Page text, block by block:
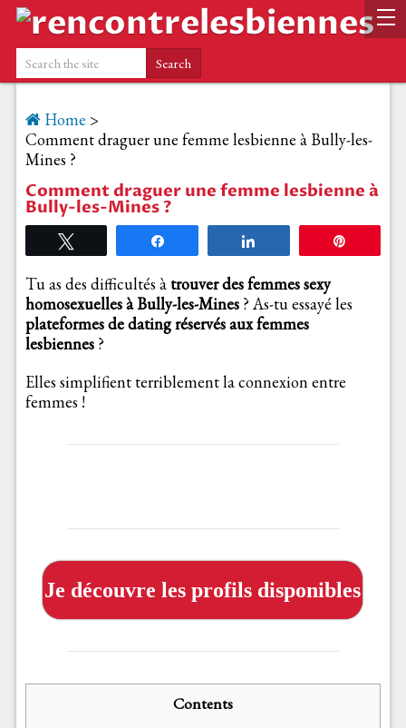
Home >
Comment draguer une femme lesbienne à Bully-les-
Mines ?
Comment draguer une femme lesbienne à
Bully-les-Mines ?
Tu as des difficultés àtrouver des femmes sexy
homosexuelles à Bully-les-Mines? As-tu essayé les
plateformes de dating réservés aux femmes
lesbiennes?
Elles simplifient terriblement la connexion entre
femmes !
Je découvre les profils disponibles
Contents